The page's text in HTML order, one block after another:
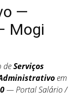
—
Mogi
deServiços
em
— Portal Salário /